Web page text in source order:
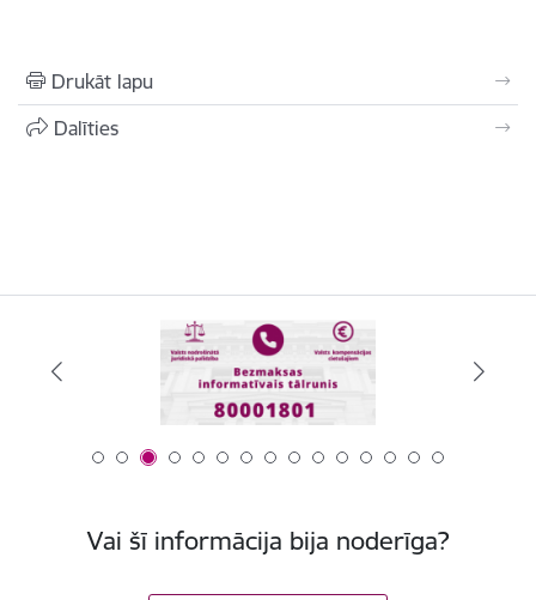
Drukāt lapu
Dalīties
Vai šī informācija bija noderīga?